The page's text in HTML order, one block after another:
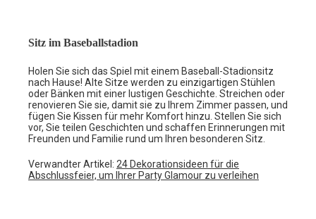
Sitz im Baseballstadion
Holen Sie sich das Spiel mit einem Baseball-Stadionsitz
nach Hause! Alte Sitze werden zu einzigartigen Stühlen
oder Bänken mit einer lustigen Geschichte. Streichen oder
renovieren Sie sie, damit sie zu Ihrem Zimmer passen, und
fügen Sie Kissen für mehr Komfort hinzu. Stellen Sie sich
vor, Sie teilen Geschichten und schaffen Erinnerungen mit
Freunden und Familie rund um Ihren besonderen Sitz.
Verwandter Artikel: 24 Dekorationsideen für die
Abschlussfeier, um Ihrer Party Glamour zu verleihen